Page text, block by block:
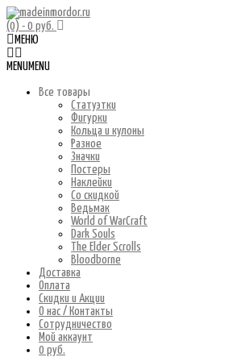
(0) - 0 руб.
МЕНЮ
MENU MENU
Все товары
Статуэтки
Фигурки
Кольца и кулоны
Разное
Значки
Постеры
Наклейки
Со скидкой
Ведьмак
World of WarCraft
Dark Souls
The Elder Scrolls
Bloodborne
Доставка
Оплата
Скидки и Акции
О нас / Контакты
Сотрудничество
Мой аккаунт
0 руб.